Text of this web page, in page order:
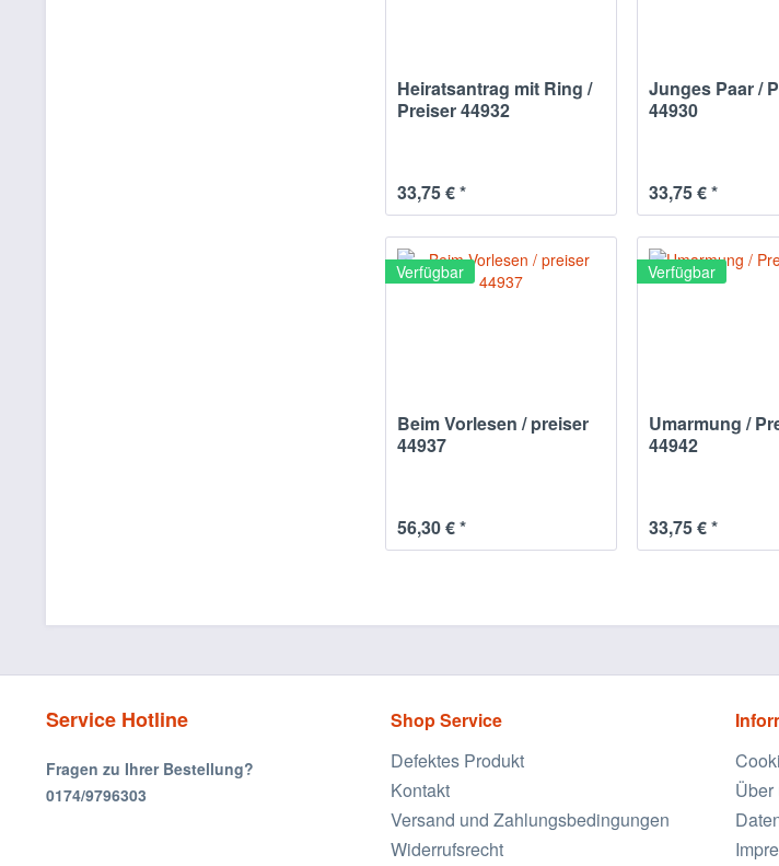
Heiratsantrag mit Ring /
Preiser 44932
33,75 € *
Junges Paar /
44930
33,75 € *
Verfügbar
Beim Vorlesen / preiser
44937
56,30 € *
Verfügbar
Umarmung /
44942
33,75 € *
Service Hotline
Fragen zu Ihrer Bestellung?
0174/9796303
Shop Service
Defektes Produkt
Kontakt
Versand und Zahlungsbedingungen
Widerrufsrecht
Über